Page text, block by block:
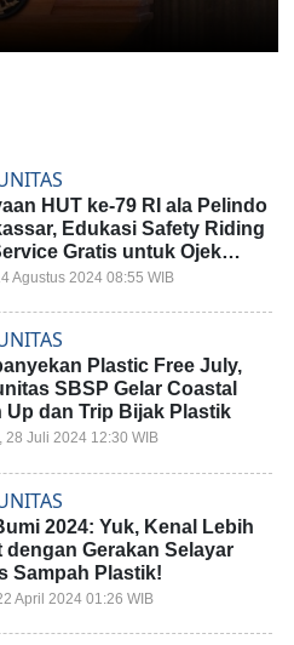
HUT ke-79 RI ala Pelindo
Edukasi Safety Riding
Gratis untuk Ojek
serta Ojek Pangkalan
Agustus 2024 08:55 WIB
Plastic Free July,
SBSP Gelar Coastal
Up dan Trip Bijak Plastik
28 Juli 2024 12:30 WIB
2024: Yuk, Kenal Lebih
dengan Gerakan Selayar
Sampah Plastik!
April 2024 01:26 WIB